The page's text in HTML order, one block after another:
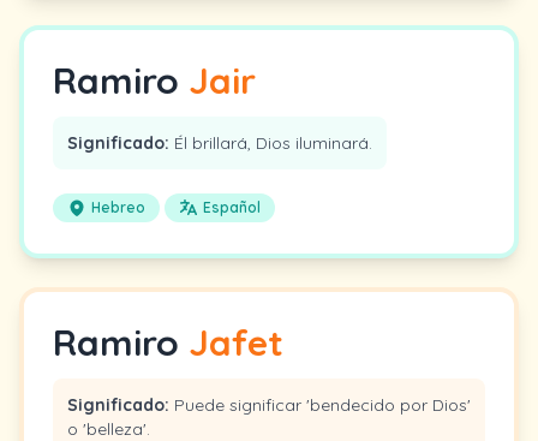
Ramiro Jair
Significado: Él brillará, Dios iluminará.
Hebreo Español
Ramiro Jafet
Significado: Puede significar 'bendecido por Dios'
o 'belleza'.